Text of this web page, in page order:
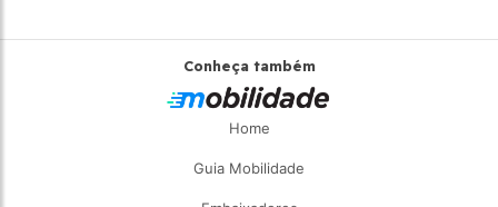
Conheça também
Home
Guia Mobilidade